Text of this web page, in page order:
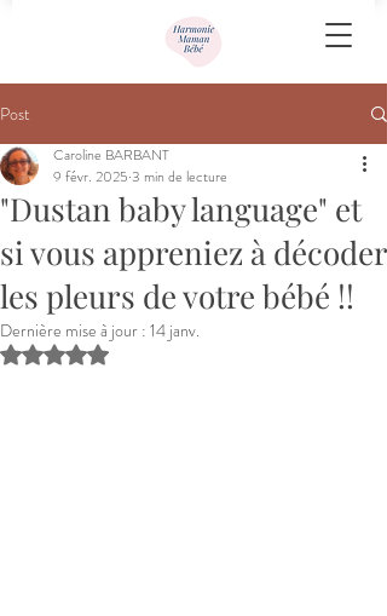
Post
"Dustan baby language" et
si vous appreniez à décoder
les pleurs de votre bébé !!
Caroline BARBANT
9 févr. 2025 3 min de lecture
Dernière mise à jour : 14 janv.
Noté NaN étoiles sur 5.